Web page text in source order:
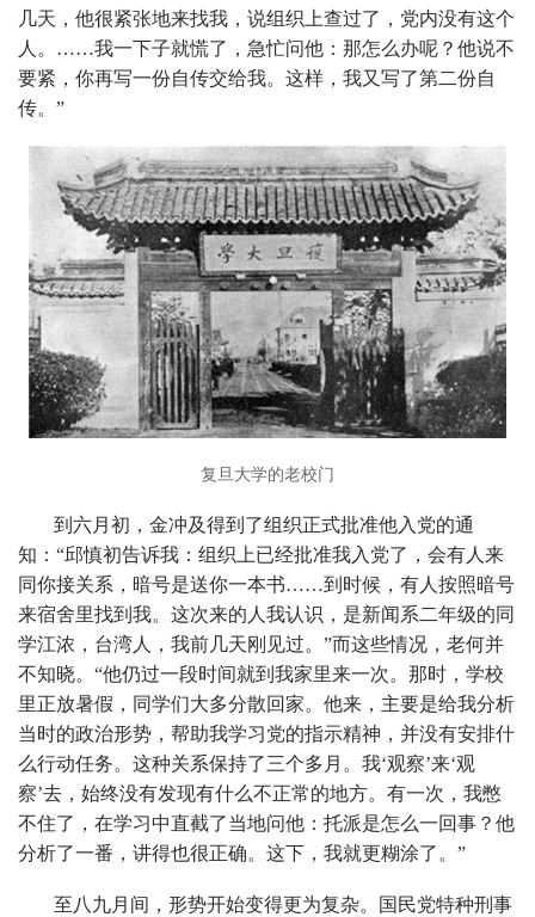
几天，他很紧张地来找我，说组织上查过了，党内没有这个
人。……我一下子就慌了，急忙问他：那怎么办呢？他说不
要紧，你再写一份自传交给我。这样，我又写了第二份自
传。”
复旦大学的老校门
到六月初，金冲及得到了组织正式批准他入党的通
知：“邱慎初告诉我：组织上已经批准我入党了，会有人来
同你接关系，暗号是送你一本书……到时候，有人按照暗号
来宿舍里找到我。这次来的人我认识，是新闻系二年级的同
学江浓，台湾人，我前几天刚见过。”而这些情况，老何并
不知晓。“他仍过一段时间就到我家里来一次。那时，学校
里正放暑假，同学们大多分散回家。他来，主要是给我分析
当时的政治形势，帮助我学习党的指示精神，并没有安排什
么行动任务。这种关系保持了三个多月。我‘观察’来‘观
察’去，始终没有发现有什么不正常的地方。有一次，我憋
不住了，在学习中直截了当地问他：托派是怎么一回事？他
分析了一番，讲得也很正确。这下，我就更糊涂了。”
至八九月间，形势开始变得更为复杂。国民党特种刑事